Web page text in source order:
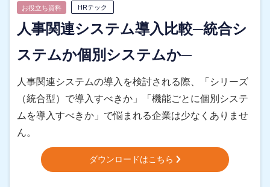
お役立ち資料 HRテック
人事関連システム導入比較─統合シ
ステムか個別システムか─
人事関連システムの導入を検討される際、「シリーズ
（統合型）で導入すべきか」「機能ごとに個別システ
ムを導入すべきか」で悩まれる企業は少なくありませ
ん。
ダウンロードはこちら